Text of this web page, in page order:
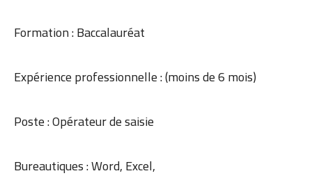
Formation : Baccalauréat
Expérience professionnelle : (moins de 6 mois)
Poste : Opérateur de saisie
Bureautiques : Word, Excel,